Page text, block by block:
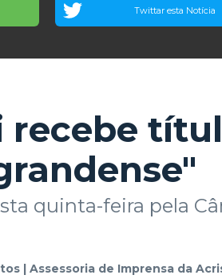
Twittar esta Notícia
recebe
quinta-feira pela
| Assessoria de Imprensa da